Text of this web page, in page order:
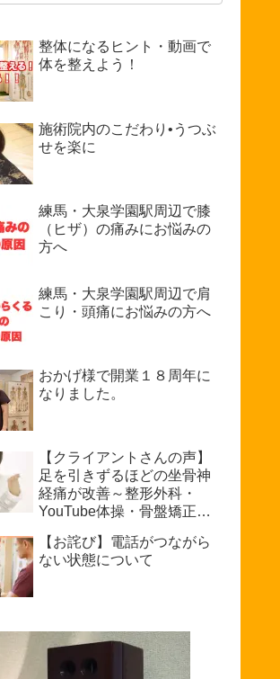
整体になるヒント・動画で
体を整えよう！
施術院内のこだわり•うつぶ
せを楽に
練馬・大泉学園駅周辺で膝
（ヒザ）の痛みにお悩みの
方へ
練馬・大泉学園駅周辺で肩
こり・頭痛にお悩みの方へ
おかげ様で開業１８周年に
なりました。
【クライアントさんの声】
足を引きずるほどの坐骨神
経痛が改善～整形外科・
YouTube体操・骨盤矯正で
けるまで～坐骨神経痛を治
療できる整体を探している
【お詫び】電話がつながら
ない状態について